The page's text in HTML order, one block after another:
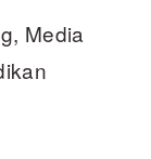
Media